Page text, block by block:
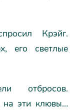
Крэйг.
его светлые
отбросов.
на эти клювы…